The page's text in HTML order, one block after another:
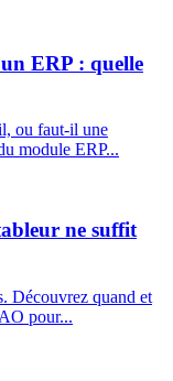
ERP : quelle
ou faut-il une
module ERP...
ne suffit
Découvrez quand et
pour...